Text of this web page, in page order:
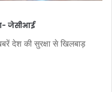
जेसीआई
देश की सुरक्षा से खिलबाड़